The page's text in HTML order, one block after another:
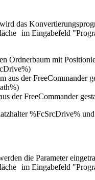
das
im Eingabefeld
Ordnerbaum mit
aus der FreeCommander
der FreeCommander
%FcSrcDrive%
die Parameter
im Eingabefeld